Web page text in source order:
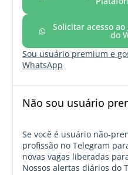
Solicitar acesso
do
Sou usuário premium e
WhatsApp
Não sou usuário
Se você é usuário não-
profissão no Telegram
novas vagas liberadas
Nossos alertas diários do